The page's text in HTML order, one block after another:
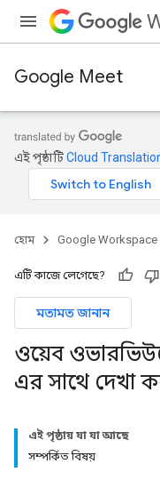
Google Meet
এই পৃষ্ঠাটিCloud
হোম Google Workspace
এটি কাজে লেগেছে?
মতামত জানান
ওয়েব
এর সাথে দেখা
এই পৃষ্ঠায় যা যা আছে
সম্পর্কিত বিষয়